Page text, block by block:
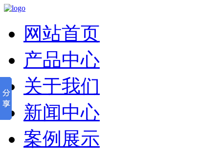
网站首页
产品中心
关于我们
新闻中心
案例展示